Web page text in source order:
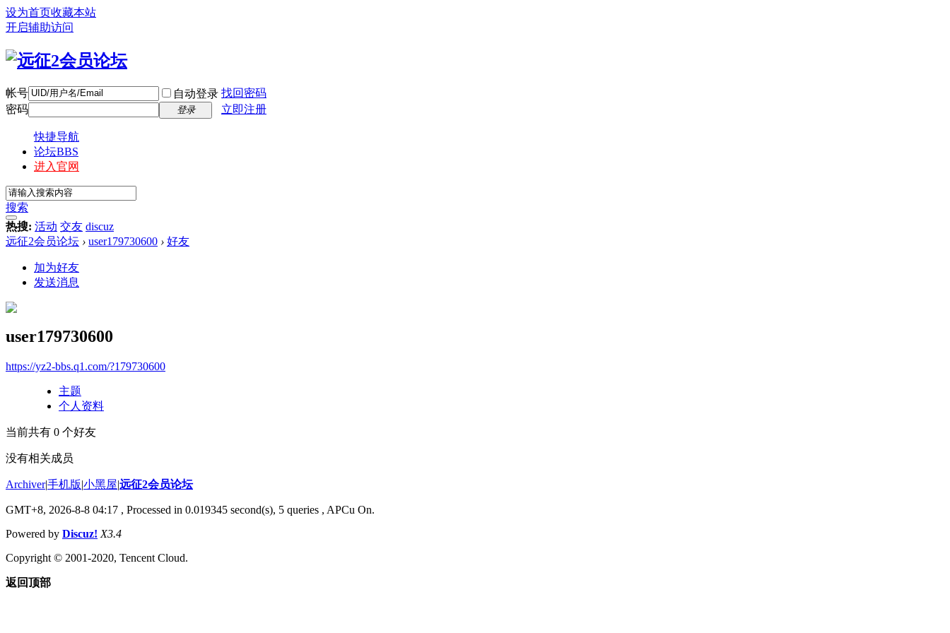
设为首页收藏本站
开启辅助访问
帐号 自动登录 找回密码
密码
登录 立即注册
快捷导航
论坛BBS
进入官网
搜索
热搜: 活动 交友 discuz
远征2会员论坛 › user179730600 › 好友
加为好友
发送消息
user179730600
https://yz2-bbs.q1.com/?179730600
主题
个人资料
当前共有 0 个好友
没有相关成员
Archiver|手机版|小黑屋|远征2会员论坛
GMT+8, 2026-8-8 04:17 , Processed in 0.019345 second(s), 5 queries , APCu On.
Powered by Discuz! X3.4
Copyright © 2001-2020, Tencent Cloud.
返回顶部